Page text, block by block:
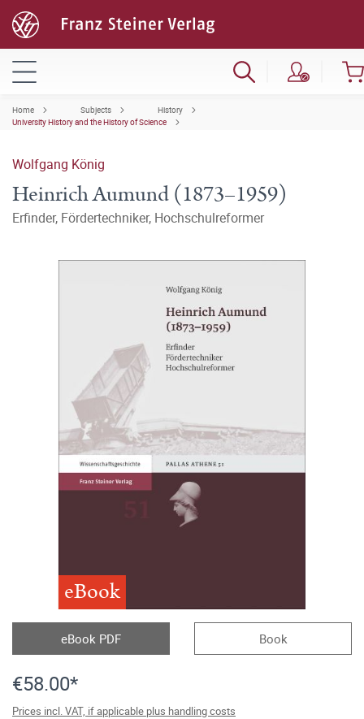
Home Subjects
History
University History and the History of Science
Wolfgang König
Heinrich Aumund (1873–1959)
Erfinder, Fördertechniker, Hochschulreformer
eBook
eBook PDF Book
€58.00*
Prices incl. VAT, if applicable plus handling costs